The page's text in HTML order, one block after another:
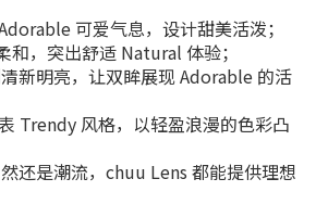
可爱气息，设计甜美活泼；
和，突出舒适 Natural 体验；
清新明亮，让双眸展现 Adorable 的活
Trendy 风格，以轻盈浪漫的色彩凸
还是潮流，chuu Lens 都能提供理想